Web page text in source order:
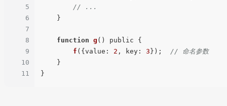
5
6
7
8
9
10
11
// ...
function g ( ) public {
f ({ value : 2 , key : 3 }); // 命名参数